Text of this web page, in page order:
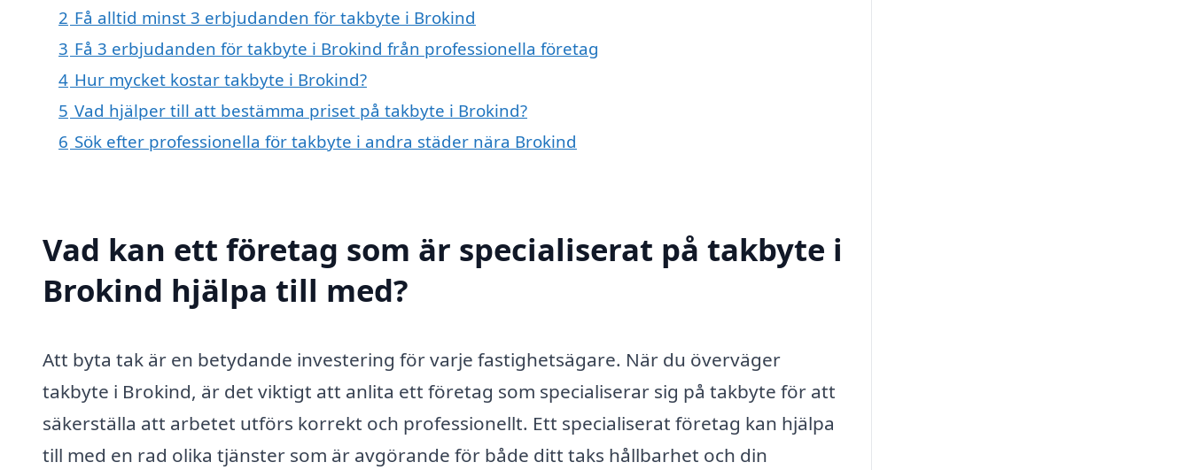
2 Få alltid minst 3 erbjudanden för takbyte i Brokind
3 Få 3 erbjudanden för takbyte i Brokind från professionella företag
4 Hur mycket kostar takbyte i Brokind?
5 Vad hjälper till att bestämma priset på takbyte i Brokind?
6 Sök efter professionella för takbyte i andra städer nära Brokind
Vad kan ett företag som är specialiserat på takbyte i
Brokind hjälpa till med?
Att byta tak är en betydande investering för varje fastighetsägare. När du överväger
takbyte i Brokind, är det viktigt att anlita ett företag som specialiserar sig på takbyte för att
säkerställa att arbetet utförs korrekt och professionellt. Ett specialiserat företag kan hjälpa
till med en rad olika tjänster som är avgörande för både ditt taks hållbarhet och din